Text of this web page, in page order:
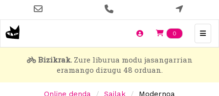
main
content
0 Items en
Bizikrak.Zure liburua modu jasangarrian
eramango dizugu 48 orduan.
Online denda Sailak Modernoa